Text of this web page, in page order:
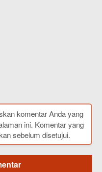
komentar Anda yang
ini. Komentar yang
sebelum disetujui.